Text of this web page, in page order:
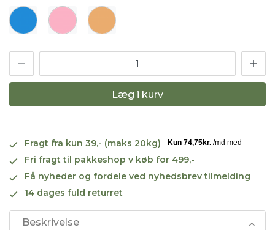
Læg i kurv
Fragt fra kun 39,- (maks 20kg)
Fri fragt til pakkeshop v køb for 499,-
Få nyheder og fordele ved nyhedsbrev tilmelding
14 dages fuld returret
Beskrivelse